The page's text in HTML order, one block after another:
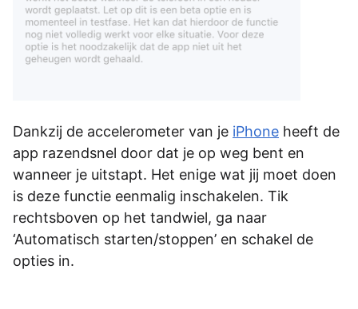
Dankzij de accelerometer van je iPhone heeft de
app razendsnel door dat je op weg bent en
wanneer je uitstapt. Het enige wat jij moet doen
is deze functie eenmalig inschakelen. Tik
rechtsboven op het tandwiel, ga naar
‘Automatisch starten/stoppen’ en schakel de
opties in.